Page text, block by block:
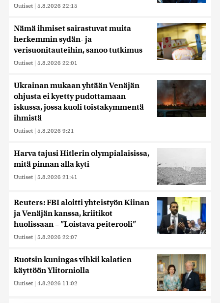
Uutiset | 5.8.2026 22:15
Nämä ihmiset sairastuvat muita
herkemmin sydän- ja
verisuonitauteihin, sanoo tutkimus
Uutiset | 5.8.2026 22:01
Ukrainan mukaan yhtään Venäjän
ohjusta ei kyetty pudottamaan
iskussa, jossa kuoli toistakymmentä
ihmistä
Uutiset | 5.8.2026 9:21
Harva tajusi Hitlerin olympialaisissa,
mitä pinnan alla kyti
Uutiset | 5.8.2026 21:41
Reuters: FBI aloitti yhteistyön Kiinan
ja Venäjän kanssa, kriitikot
huolissaan – ”Loistava peiterooli”
Uutiset | 5.8.2026 22:07
Ruotsin kuningas vihkii kalatien
käyttöön Ylitorniolla
Uutiset | 4.8.2026 11:02